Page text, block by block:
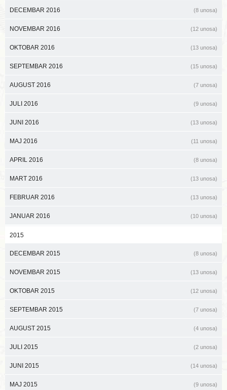
DECEMBAR 2016 (8 unosa)
NOVEMBAR 2016 (12 unosa)
OKTOBAR 2016 (13 unosa)
SEPTEMBAR 2016 (15 unosa)
AUGUST 2016 (7 unosa)
JULI 2016 (9 unosa)
JUNI 2016 (13 unosa)
MAJ 2016 (11 unosa)
APRIL 2016 (8 unosa)
MART 2016 (13 unosa)
FEBRUAR 2016 (13 unosa)
JANUAR 2016 (10 unosa)
2015
DECEMBAR 2015 (8 unosa)
NOVEMBAR 2015 (13 unosa)
OKTOBAR 2015 (12 unosa)
SEPTEMBAR 2015 (7 unosa)
AUGUST 2015 (4 unosa)
JULI 2015 (2 unosa)
JUNI 2015 (14 unosa)
MAJ 2015 (9 unosa)